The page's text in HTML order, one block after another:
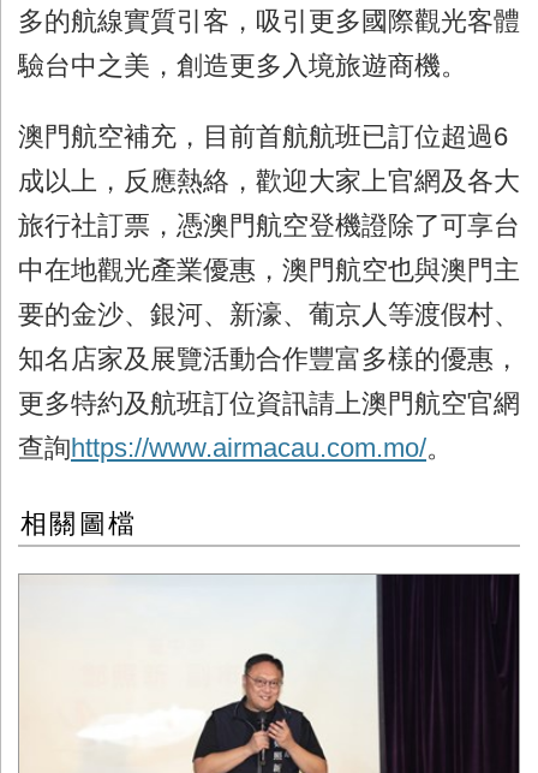
多的航線實質引客，吸引更多國際觀光客體
驗台中之美，創造更多入境旅遊商機。
澳門航空補充，目前首航航班已訂位超過6
成以上，反應熱絡，歡迎大家上官網及各大
旅行社訂票，憑澳門航空登機證除了可享台
中在地觀光產業優惠，澳門航空也與澳門主
要的金沙、銀河、新濠、葡京人等渡假村、
知名店家及展覽活動合作豐富多樣的優惠，
更多特約及航班訂位資訊請上澳門航空官網
查詢https://www.airmacau.com.mo/。
相關圖檔